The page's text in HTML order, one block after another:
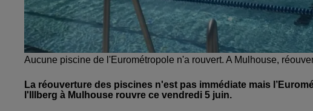
Aucune piscine de l'Eurométropole n'a rouvert. A Mulhouse,
La réouverture des piscines n'est pas immédiate mais
l'Illberg à Mulhouse rouvre ce vendredi 5 juin.